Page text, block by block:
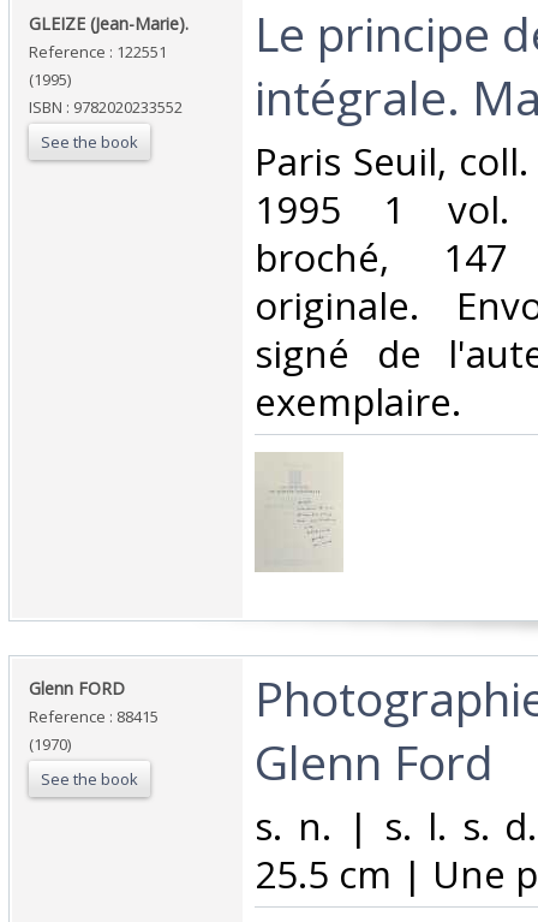
‎GLEIZE (Jean-Marie).‎
Reference : 122551
(1995)
ISBN : 9782020233552
See the book
‎Le principe
intégrale.
‎Paris Seuil,
1995 1 vol.
broché,
originale.
signé de
exemplaire.‎
‎Glenn FORD‎
Reference : 88415
(1970)
See the book
Glenn Ford‎
‎s. n. | s. l. s.
25.5 cm | Une